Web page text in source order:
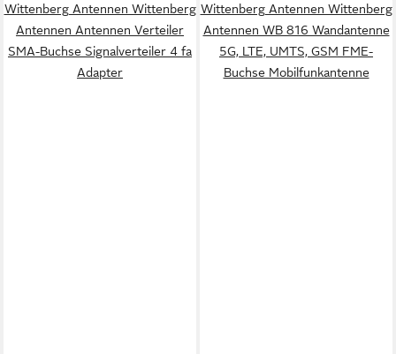
Wittenberg Antennen Wittenberg
Antennen Antennen Verteiler
SMA-Buchse Signalverteiler 4 fa
Adapter
Wittenberg Antennen Wittenberg
Antennen WB 816 Wandantenne
5G, LTE, UMTS, GSM FME-
Buchse Mobilfunkantenne